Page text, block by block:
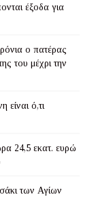
έξοδα για
ο πατέρας
του μέχρι την
ό,τι
24,5 εκατ. ευρώ
των Αγίων